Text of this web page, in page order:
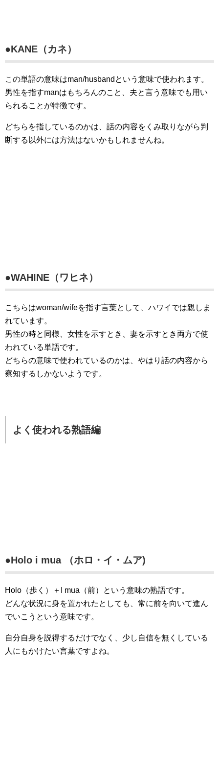
●KANE（カネ）
この単語の意味はman/husbandという意味で使われます。
男性を指すmanはもちろんのこと、夫と言う意味でも用い
られることが特徴です。
どちらを指しているのかは、話の内容をくみ取りながら判
断する以外には方法はないかもしれませんね。
●WAHINE（ワヒネ）
こちらはwoman/wifeを指す言葉として、ハワイでは親しま
れています。
男性の時と同様、女性を示すとき、妻を示すとき両方で使
われている単語です。
どちらの意味で使われているのかは、やはり話の内容から
察知するしかないようです。
よく使われる熟語編
●Holo i mua （ホロ・イ・ムア)
Holo（歩く）＋I mua（前）という意味の熟語です。
どんな状況に身を置かれたとしても、常に前を向いて進ん
でいこうという意味です。
自分自身を説得するだけでなく、少し自信を無くしている
人にもかけたい言葉ですよね。